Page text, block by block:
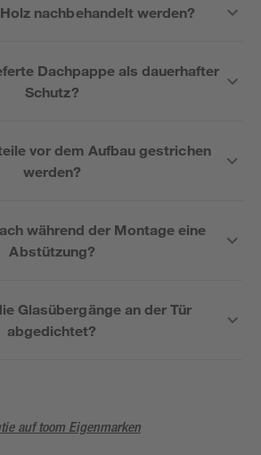
nachbehandelt werden?
Dachpappe als dauerhafter
Schutz?
vor dem Aufbau gestrichen
werden?
während der Montage eine
Abstützung?
Glasübergänge an der Tür
abgedichtet?
auf toom Eigenmarken